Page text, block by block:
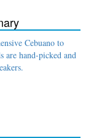
Cebuano to
are hand-picked and